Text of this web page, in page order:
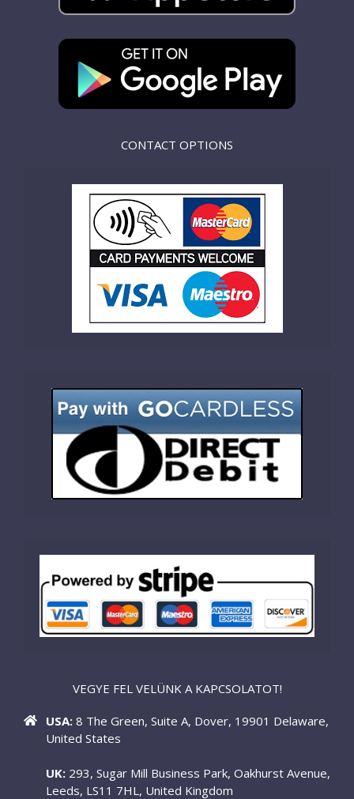
CONTACT OPTIONS
VEGYE FEL VELÜNK A KAPCSOLATOT!
USA: 8 The Green, Suite A, Dover, 19901 Delaware,
United States
UK: 293, Sugar Mill Business Park, Oakhurst Avenue,
Leeds, LS11 7HL, United Kingdom